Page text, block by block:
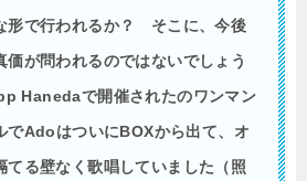
形で行われるか？ そこに、今後
価が問われるのではないでしょう
Hanedaで開催されたのワンマン
でAdoはついにBOXから出て、オ
てる壁なく歌唱していました（照